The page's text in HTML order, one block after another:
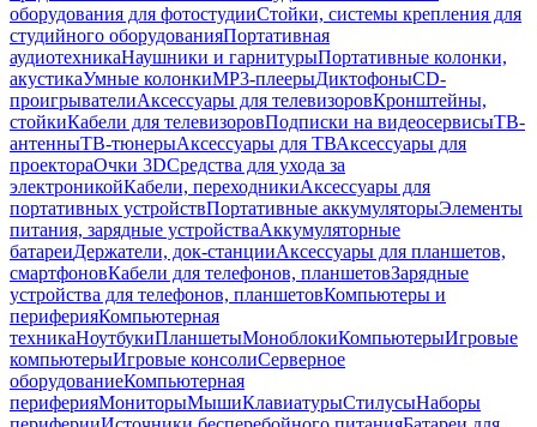
оборудования для фотостудииСтойки, системы крепления для
студийного оборудованияПортативная
аудиотехникаНаушники и гарнитурыПортативные колонки,
акустикаУмные колонкиMP3-плеерыДиктофоныCD-
проигрывателиАксессуары для телевизоровКронштейны,
стойкиКабели для телевизоровПодписки на видеосервисыТВ-
антенныТВ-тюнерыАксессуары для ТВАксессуары для
проектораОчки 3DСредства для ухода за
электроникойКабели, переходникиАксессуары для
портативных устройствПортативные аккумуляторыЭлементы
питания, зарядные устройстваАккумуляторные
батареиДержатели, док-станцииАксессуары для планшетов,
смартфоновКабели для телефонов, планшетовЗарядные
устройства для телефонов, планшетовКомпьютеры и
периферияКомпьютерная
техникаНоутбукиПланшетыМоноблокиКомпьютерыИгровые
компьютерыИгровые консолиСерверное
оборудованиеКомпьютерная
периферияМониторыМышиКлавиатурыСтилусыНаборы